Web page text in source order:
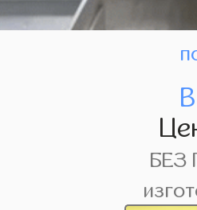
БЕЗ